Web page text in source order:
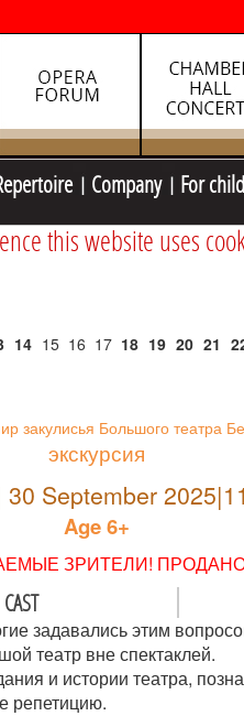
Company For
this website uses
14 15 16 17 18 19 20 21
закулисья Большого театра
экскурсия
30 September
Age 6+
ЗРИТЕЛИ!
CAST
задавались этим
театр вне спектаклей.
и истории театра,
репетицию.